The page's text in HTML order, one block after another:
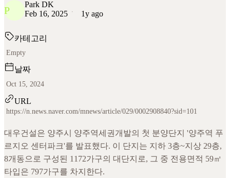
P
Park DK
Feb 16, 2025
1y ago
카테고리
Empty
날짜
Oct 15, 2024
URL
https://n.news.naver.com/mnews/article/029/0002908840?sid=101
대우건설은 양주시 양주역세권개발의 첫 분양단지 '양주역 푸
르지오 센터파크'를 발표했다. 이 단지는 지하 3층~지상 29층,
8개동으로 구성된 1172가구의 대단지로, 그 중 전용면적 59㎡
타입은 797가구를 차지한다.